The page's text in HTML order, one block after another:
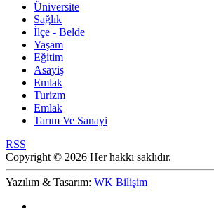
Üniversite
Sağlık
İlçe - Belde
Yaşam
Eğitim
Asayiş
Emlak
Turizm
Emlak
Tarım Ve Sanayi
RSS
Copyright © 2026 Her hakkı saklıdır.
Yazılım & Tasarım: WK Bilişim